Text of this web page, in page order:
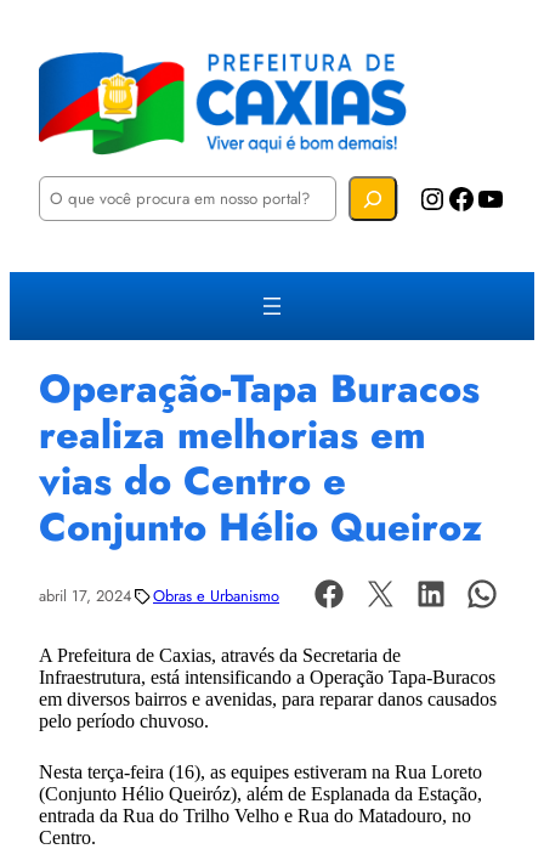
P
u
a
Instagram Facebook YouTube
Operação-Tapa Buracos
realiza melhorias em
vias do Centro e
Conjunto Hélio Queiroz
abril 17, 2024 Obras e Urbanismo
A Prefeitura de Caxias, através da Secretaria de
Infraestrutura, está intensificando a Operação Tapa-Buracos
em diversos bairros e avenidas, para reparar danos causados
pelo período chuvoso.
Nesta terça-feira (16), as equipes estiveram na Rua Loreto
(Conjunto Hélio Queiróz), além de Esplanada da Estação,
entrada da Rua do Trilho Velho e Rua do Matadouro, no
Centro.